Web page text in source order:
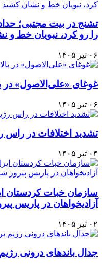
تشنج در بیت مجتبی؛
را رو کرد، نبویان خط و
۰۶ تیر ۱۴۰۵
غوغای «علی‌الاصول» در
۰۶ تیر ۱۴۰۵
تشدید اختلافات در راس
۰۴ تیر ۱۴۰۵
سازمان خبات کردستان
آزادیخواهان در پاریس
۰۲ تیر ۱۴۰۵
جدال باندهای درونی